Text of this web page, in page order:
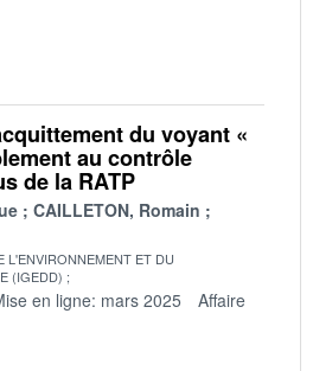
du voyant «
au contrôle
de la RATP
CAILLETON, Romain
L'ENVIRONNEMENT ET DU
(IGEDD)
en ligne: mars 2025
Affaire